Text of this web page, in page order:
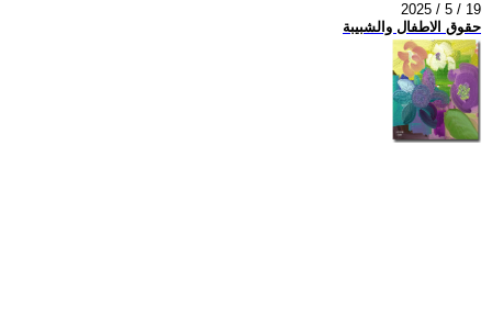
2025 / 5 / 19
حقوق الاطفال والشبيبة